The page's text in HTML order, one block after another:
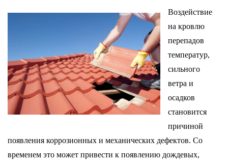
Воздействие
на кровлю
перепадов
температур,
сильного
ветра и
осадков
становится
причиной
появления коррозионных и механических дефектов. Со
временем это может привести к появлению дождевых,